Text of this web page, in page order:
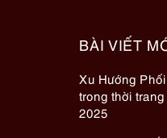
BÀI VIẾT
Xu Hướng
trong thời
2025